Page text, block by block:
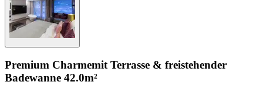
Premium Charmemit Terrasse & freistehender
Badewanne 42.0m²